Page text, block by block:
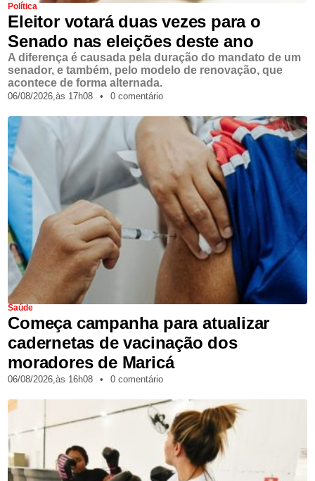
Política
Eleitor votará duas vezes para o
Senado nas eleições deste ano
A diferença é causada pela duração do mandato de um
senador, e também, pelo modelo de renovação, que
acontece de forma alternada.
06/08/2026,às 17h08 • 0 comentário
Saúde
Começa campanha para atualizar
cadernetas de vacinação dos
moradores de Maricá
06/08/2026,às 16h08 • 0 comentário